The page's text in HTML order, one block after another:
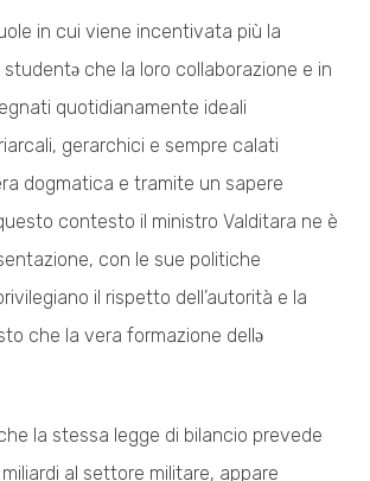
in cui viene incentivata più la
che la loro collaborazione e in
quotidianamente ideali
gerarchici e sempre calati
dogmatica e tramite un sapere
contesto il ministro Valditara ne è
con le sue politiche
il rispetto dell’autorità e la
che la vera formazione dellə
la stessa legge di bilancio prevede
al settore militare, appare